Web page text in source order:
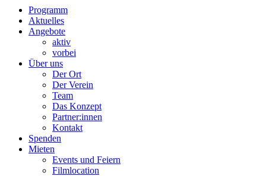
Programm
Aktuelles
Angebote
aktiv
vorbei
Über uns
Der Ort
Der Verein
Team
Das Konzept
Partner:innen
Kontakt
Spenden
Mieten
Events und Feiern
Filmlocation